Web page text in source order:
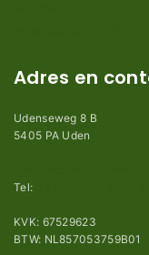
Adres en
Udenseweg 8 B
5405 PA Uden
Tel:
KVK: 67529623
BTW: NL857053759B01